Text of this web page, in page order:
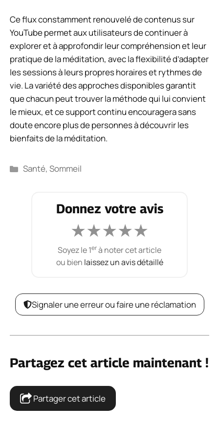
Ce flux constamment renouvelé de contenus sur
YouTube permet aux utilisateurs de continuer à
explorer et à approfondir leur compréhension et leur
pratique de la méditation, avec la flexibilité d’adapter
les sessions à leurs propres horaires et rythmes de
vie. La variété des approches disponibles garantit
que chacun peut trouver la méthode qui lui convient
le mieux, et ce support continu encouragera sans
doute encore plus de personnes à découvrir les
bienfaits de la méditation.
Catégories
Santé,Sommeil
Donnez votre avis
★★★★★
Soyez le 1erà noter cet article
ou bien laissez un avis détaillé
Signaler une erreur ou faire une réclamation
Partagez cet article maintenant !
Partager cet article